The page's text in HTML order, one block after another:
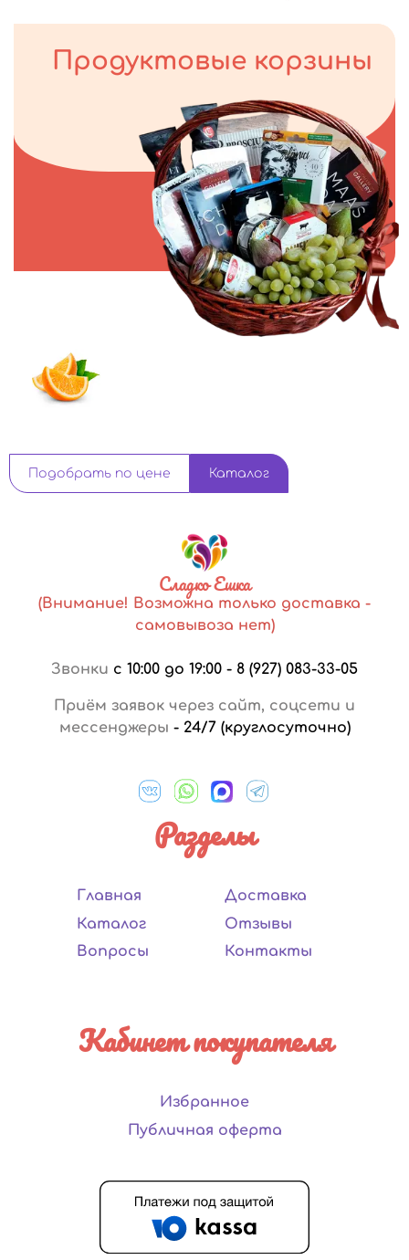
Продуктовые корзины
Подобрать по цене Каталог
Сладко Ешка
(Внимание! Возможна только доставка -
самовывоза нет)
Звонки с 10:00 до 19:00 - 8 (927) 083-33-05
Приём заявок через сайт, соцсети и
мессенджеры - 24/7 (круглосуточно)
Разделы
Главная
Каталог
Вопросы
Доставка
Отзывы
Контакты
Кабинет покупателя
Избранное
Публичная оферта